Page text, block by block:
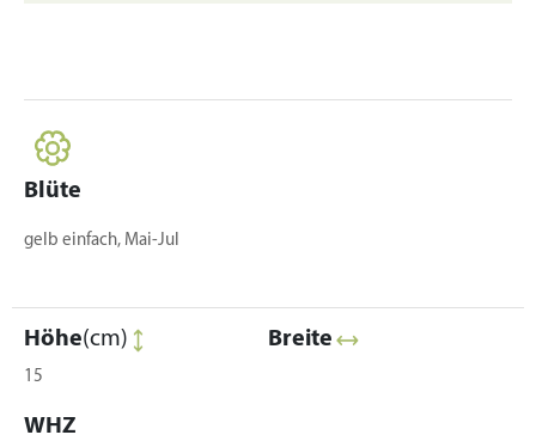
Blüte
gelb einfach, Mai-Jul
Höhe(cm)
15
Breite
WHZ